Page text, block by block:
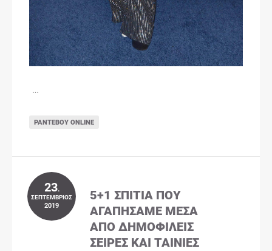
…
ΡΑΝΤΕΒΟΎ ONLINE
23.
ΣΕΠΤΈΜΒΡΙΟΣ
2019
5+1 ΣΠΊΤΙΑ ΠΟΥ
ΑΓΑΠΉΣΑΜΕ ΜΈΣΑ
ΑΠΌ ΔΗΜΟΦΙΛΕΊΣ
ΣΕΙΡΈΣ ΚΑΙ ΤΑΙΝΊΕΣ